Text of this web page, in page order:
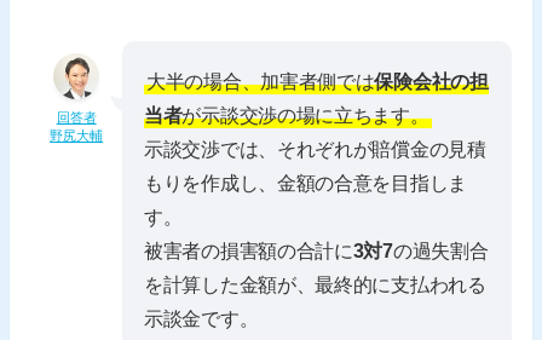
回答者
野尻大輔
大半の場合、加害者側では保険会社の担
当者が示談交渉の場に立ちます。
示談交渉では、それぞれが賠償金の見積
もりを作成し、金額の合意を目指しま
す。
被害者の損害額の合計に3対7の過失割合
を計算した金額が、最終的に支払われる
示談金です。